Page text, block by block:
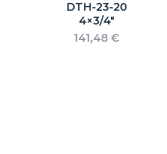
DTH-23-20
4×3/4″
141,48€